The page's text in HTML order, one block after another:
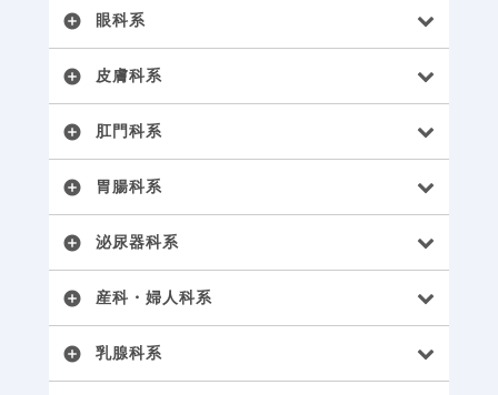
add_circle 眼科系
add_circle 皮膚科系
add_circle 肛門科系
add_circle 胃腸科系
add_circle 泌尿器科系
add_circle 産科・婦人科系
add_circle 乳腺科系